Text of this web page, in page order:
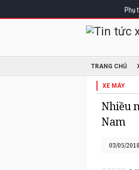
Phụ
TRANG CHỦ
XE MÁY
Nhiều
Nam
03/05/2018